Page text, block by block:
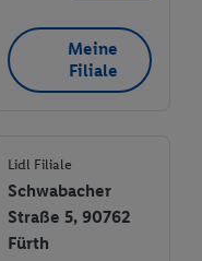
Meine
Filiale
Lidl Filiale
Schwabacher
Straße 5, 90762
Fürth